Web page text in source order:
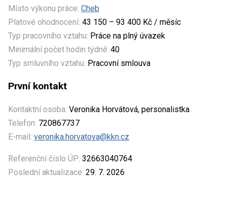
Místo výkonu práce: Cheb
Platové ohodnocení: 43 150 – 93 400 Kč / měsíc
Typ pracovního vztahu: Práce na plný úvazek
Minimální počet hodin týdně: 40
Typ smluvního vztahu: Pracovní smlouva
První kontakt
Kontaktní osoba: Veronika Horvátová, personalistka
Telefon: 720867737
E-mail: veronika.horvatova@kkn.cz
Referenční číslo ÚP: 32663040764
Poslední aktualizace: 29. 7. 2026